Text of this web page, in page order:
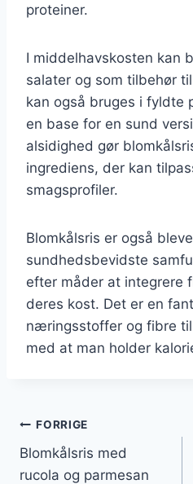
proteiner.
I middelhavskosten kan
salater og som tilbehør
kan også bruges i fyldte
en base for en sund
alsidighed gør
ingrediens, der kan
smagsprofiler.
Blomkålsris er også
sundhedsbevidste
efter måder at integrere
deres kost. Det er en
næringsstoffer og fibre
med at man holder
FORRIGE
Blomkålsris med
rucola og parmesan